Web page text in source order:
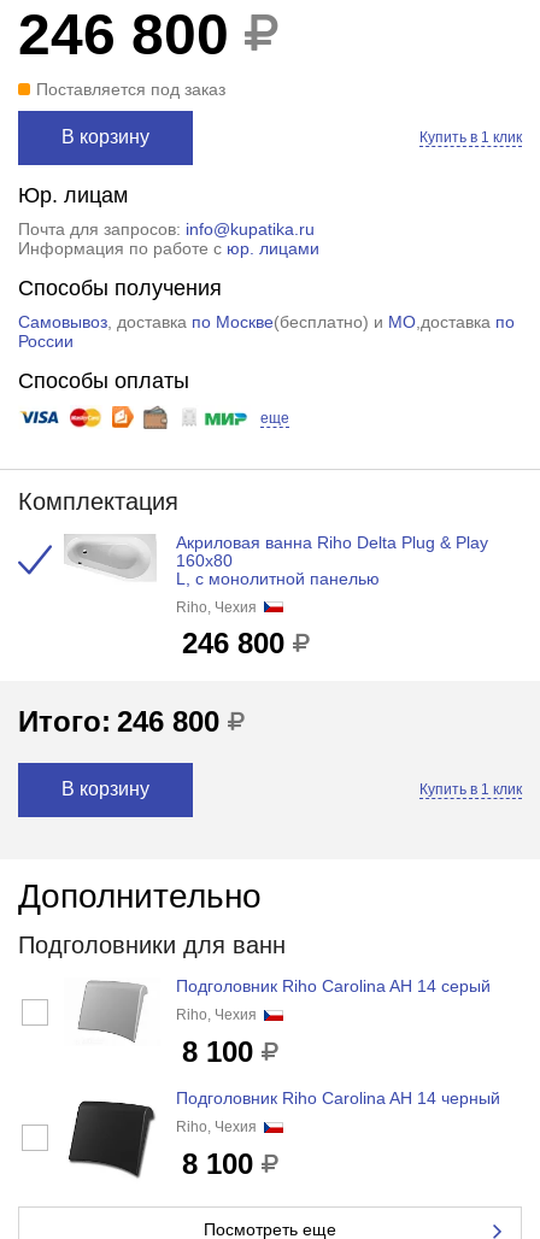
246 800
Поставляется под заказ
В корзину Купить в 1 клик
Юр. лицам
Почта для запросов: info@kupatika.ru
Информация по работе с юр. лицами
Способы получения
Самовывоз, доставка по Москве(бесплатно) и МО,доставка по
России
Способы оплаты
еще
Комплектация
Акриловая ванна Riho Delta Plug & Play
160x80
L, с монолитной панелью
Riho, Чехия
246 800
Итого: 246 800
В корзину Купить в 1 клик
Дополнительно
Подголовники для ванн
Подголовник Riho Carolina AH 14 серый
Riho, Чехия
8 100
Подголовник Riho Carolina AH 14 черный
Riho, Чехия
8 100
Посмотреть еще